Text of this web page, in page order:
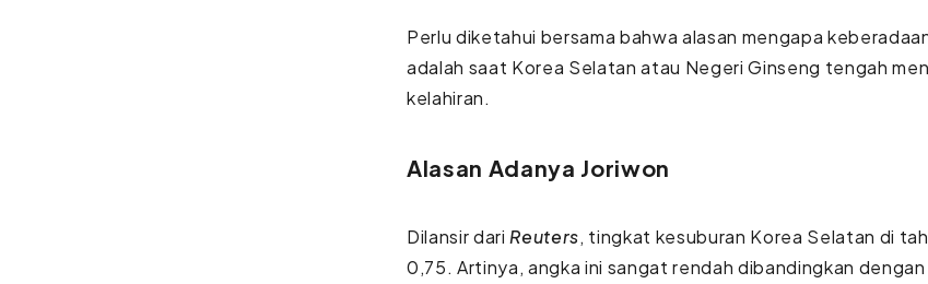
Perlu diketahui bersama bahwa alasan mengapa
adalah saat Korea Selatan atau Negeri Ginseng tengah
kelahiran.
Alasan Adanya Joriwon
Dilansir dari Reuters, tingkat kesuburan Korea Selatan di
0,75. Artinya, angka ini sangat rendah dibandingkan